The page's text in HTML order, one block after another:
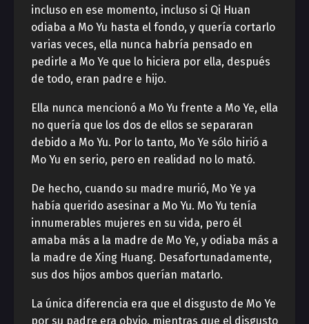
incluso en ese momento, incluso si Qi Huan
odiaba a Mo Yu hasta el fondo, y quería cortarlo
varias veces, ella nunca habría pensado en
pedirle a Mo Ye que lo hiciera por ella, después
de todo, eran padre e hijo.
Ella nunca mencionó a Mo Yu frente a Mo Ye, ella
no quería que los dos de ellos se separaran
debido a Mo Yu. Por lo tanto, Mo Ye sólo hirió a
Mo Yu en serio, pero en realidad no lo mató.
De hecho, cuando su madre murió, Mo Ye ya
había querido asesinar a Mo Yu. Mo Yu tenía
innumerables mujeres en su vida, pero él
amaba más a la madre de Mo Ye, y odiaba más a
la madre de Xing Huang. Desafortunadamente,
sus dos hijos ambos querían matarlo.
La única diferencia era que el disgusto de Mo Ye
por su padre era obvio, mientras que el disgusto